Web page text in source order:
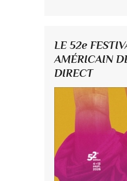
LE 52e
AMÉRICAIN
DIRECT